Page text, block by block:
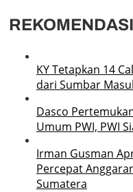
REKOMENDASI
KY Tetapkan 14
dari Sumbar
Dasco
Umum PWI, PWI
Irman Gusman
Percepat
Sumatera